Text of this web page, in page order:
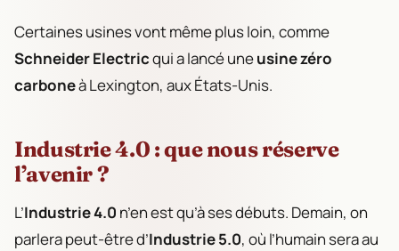
Certaines usines vont même plus loin, comme
Schneider Electricqui a lancé uneusine zéro
carboneà Lexington, aux États-Unis.
Industrie 4.0 : que nous réserve
l’avenir ?
L’Industrie 4.0 n’en est qu’à ses débuts. Demain, on
parlera peut-être d’Industrie 5.0, où l’humain sera au